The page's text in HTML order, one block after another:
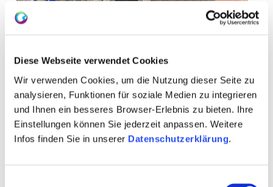
Diese Webseite verwendet Cookies
Wir verwenden Cookies, um die Nutzung dieser Seite zu
analysieren, Funktionen für soziale Medien zu integrieren
und Ihnen ein besseres Browser-Erlebnis zu bieten. Ihre
Einstellungen können Sie jederzeit anpassen. Weitere
Infos finden Sie in unserer Datenschutzerklärung.